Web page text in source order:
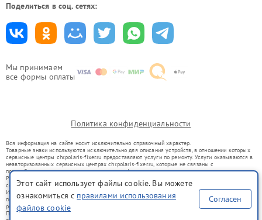
Мы принимаем
все формы оплаты
Поделиться в соц. сетях:
Политика конфиденциальности
Вся информация на сайте носит исключительно справочный характер.
Товарные знаки используются исключительно для описания устройств, в отношении которых
сервисные центры chr.polaris-fixer.ru предоставляют услуги по ремонту. Услуги оказываются в
неавторизованных сервисных центрах chr.polaris-fixer.ru, которые не связаны с
правообладателями товарных знаков или их официальными представителями.
Ремонт осуществляется для устройств, уже введенных в гражданский оборот в соответствии
со статьей 1487 ГК РФ.
Использование товарных знаков не преследует цели индивидуализации услуг или введения
потребителей в заблуждение, а служит для информирования о предоставляемых услугах по
ремонту техники указанных брендов.
Представленная на сайте информация не является публичной офертой, определяемой
Этот сайт использует файлы cookie. Вы можете
ознакомиться с правилами использования
файлов cookie
Согласен